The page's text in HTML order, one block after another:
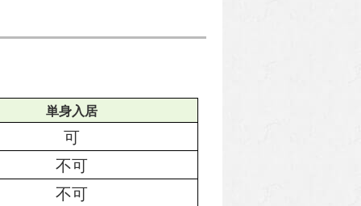
単身入居
可
不可
不可